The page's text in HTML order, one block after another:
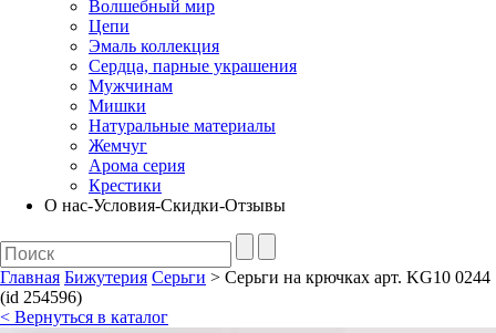
Волшебный мир
Цепи
Эмаль коллекция
Сердца, парные украшения
Мужчинам
Мишки
Натуральные материалы
Жемчуг
Арома серия
Крестики
О нас-Условия-Скидки-Отзывы
Главная Бижутерия Серьги > Серьги на крючках арт. KG10 0244
(id 254596)
< Вернуться в каталог